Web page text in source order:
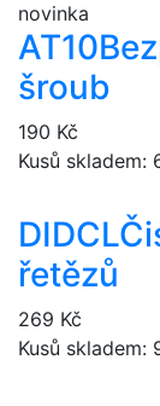
novinka
AT10
šroub
190 Kč
Kusů skladem:
DIDCL
řetězů
269 Kč
Kusů skladem: